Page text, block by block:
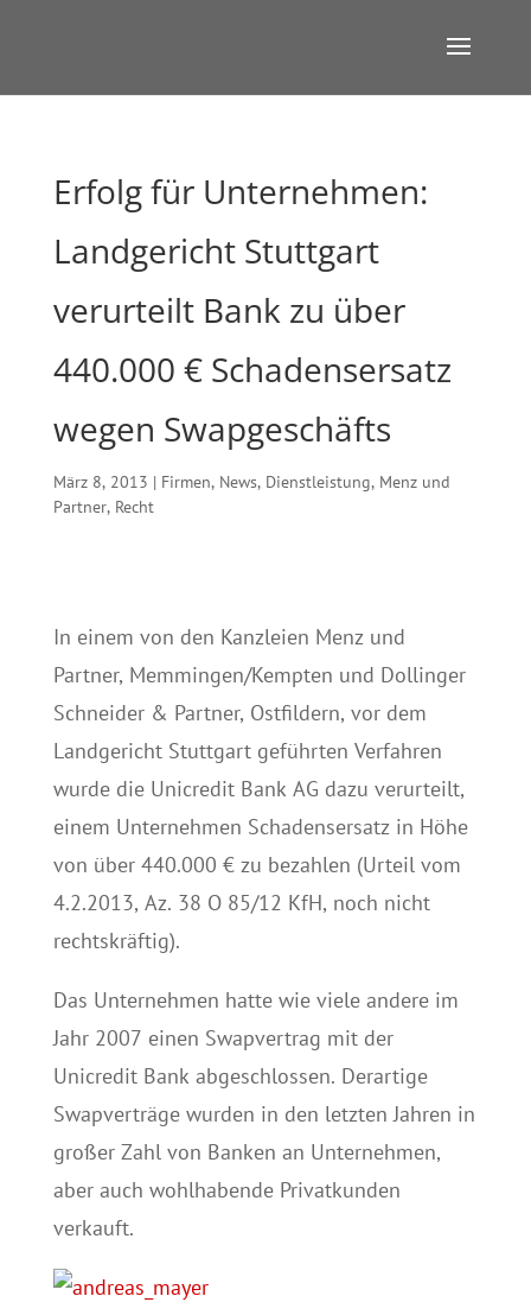
Erfolg für Unternehmen:
Landgericht Stuttgart
verurteilt Bank zu über
440.000 € Schadensersatz
wegen Swapgeschäfts
März 8, 2013 | Firmen, News, Dienstleistung, Menz und
Partner, Recht
In einem von den Kanzleien Menz und
Partner, Memmingen/Kempten und Dollinger
Schneider & Partner, Ostfildern, vor dem
Landgericht Stuttgart geführten Verfahren
wurde die Unicredit Bank AG dazu verurteilt,
einem Unternehmen Schadensersatz in Höhe
von über 440.000 € zu bezahlen (Urteil vom
4.2.2013, Az. 38 O 85/12 KfH, noch nicht
rechtskräftig).
Das Unternehmen hatte wie viele andere im
Jahr 2007 einen Swapvertrag mit der
Unicredit Bank abgeschlossen. Derartige
Swapverträge wurden in den letzten Jahren in
großer Zahl von Banken an Unternehmen,
aber auch wohlhabende Privatkunden
verkauft.